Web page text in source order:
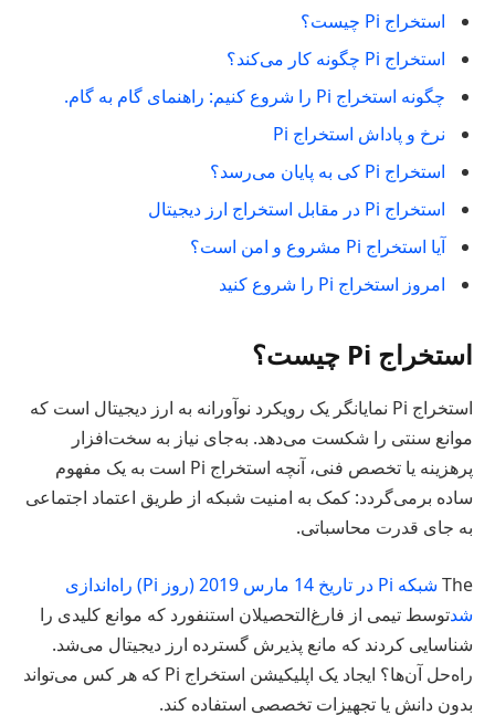
استخراج Pi چیست؟
استخراج Pi چگونه کار می‌کند؟
چگونه استخراج Pi را شروع کنیم: راهنمای گام به گام.
نرخ و پاداش استخراج Pi
استخراج Pi کی به پایان می‌رسد؟
استخراج Pi در مقابل استخراج ارز دیجیتال
آیا استخراج Pi مشروع و امن است؟
امروز استخراج Pi را شروع کنید
استخراج Pi چیست؟
استخراج Pi نمایانگر یک رویکرد نوآورانه به ارز دیجیتال است که
موانع سنتی را شکست می‌دهد. به‌جای نیاز به سخت‌افزار
پرهزینه یا تخصص فنی، آنچه استخراج Pi است به یک مفهوم
ساده برمی‌گردد: کمک به امنیت شبکه از طریق اعتماد اجتماعی
به جای قدرت محاسباتی.
The
شبکه Pi در تاریخ 14 مارس 2019 (روز Pi) راه‌اندازی
شدتوسط تیمی از فارغ‌التحصیلان استنفورد که موانع کلیدی را
شناسایی کردند که مانع پذیرش گسترده ارز دیجیتال می‌شد.
راه‌حل آن‌ها؟ ایجاد یک اپلیکیشن استخراج Pi که هر کس می‌تواند
بدون دانش یا تجهیزات تخصصی استفاده کند.